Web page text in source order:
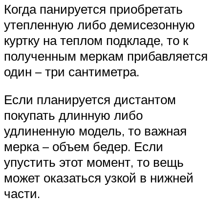
Когда панируется приобретать
утепленную либо демисезонную
куртку на теплом подкладе, то к
полученным меркам прибавляется
один – три сантиметра.
Если планируется дистантом
покупать длинную либо
удлиненную модель, то важная
мерка – объем бедер. Если
упустить этот момент, то вещь
может оказаться узкой в нижней
части.